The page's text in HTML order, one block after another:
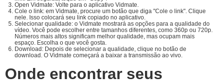
Open Vidmate: Volte para o aplicativo Vidmate.
Cole o link: em Vidmate, procure um botão que diga "Cole o link". Clique
nele. Isso colocará seu link copiado no aplicativo.
Selecionar qualidade: o Vidmate mostrará as opções para a qualidade do
vídeo. Você pode escolher entre tamanhos diferentes, como 360p ou 720p.
Números mais altos significam melhor qualidade, mas ocupam mais
espaço. Escolha o que você gosta.
Download: Depois de selecionar a qualidade, clique no botão de
download. O Vidmate começará a baixar a transmissão ao vivo.
Onde encontrar seus